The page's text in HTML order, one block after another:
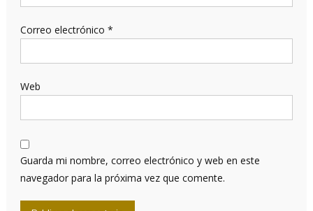
Correo electrónico *
Web
Guarda mi nombre, correo electrónico y web en este
navegador para la próxima vez que comente.